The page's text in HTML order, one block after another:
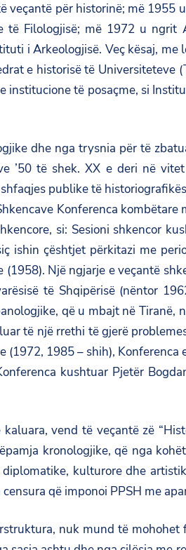
veçantë për historinë; më
të Filologjisë; më 1972 u
i Arkeologjisë. Veç kësaj,
e historisë të
të posaçme, si
dhe nga trysnia për të
’50 të shek. XX e deri në
publike të
Konferenca
si: Sesioni shkencor
ishin çështjet përkitazi me
Një ngjarje e veçantë
të Shqipërisë (nëntor
që u mbajt në
të një rrethi të gjerë
(1972, 1985 – shih),
kushtuar Pjetër
vend të veçantë zë
kronologjike, që nga
kulturore dhe
që imponoi PPSH me
nuk mund të